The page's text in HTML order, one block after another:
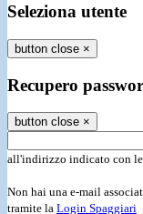
Seleziona utente
button close ×
Recupero
button close ×
all'indirizzo indicato con
Non hai una e-mail
tramite la Login Spaggiari